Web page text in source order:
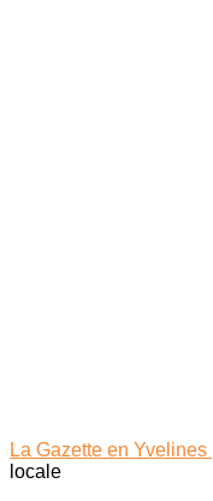
La Gazette en Yvelines
locale